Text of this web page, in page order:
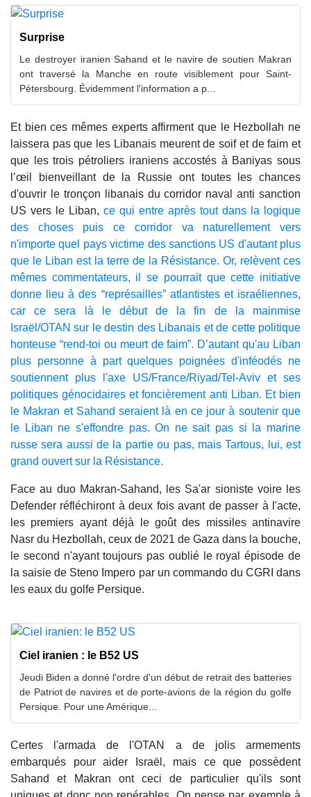
Surprise
Le destroyer iranien Sahand et le navire de soutien Makran
ont traversé la Manche en route visiblement pour Saint-
Pétersbourg. Évidemment l'information a p...
Et bien ces mêmes experts affirment que le Hezbollah ne
laissera pas que les Libanais meurent de soif et de faim et
que les trois pétroliers iraniens accostés à Baniyas sous
l’œil bienveillant de la Russie ont toutes les chances
d'ouvrir le tronçon libanais du corridor naval anti sanction
US vers le Liban, ce qui entre après tout dans la logique
des choses puis ce corridor va naturellement vers
n'importe quel pays victime des sanctions US d'autant plus
que le Liban est la terre de la Résistance. Or, relèvent ces
mêmes commentateurs, il se pourrait que cette initiative
donne lieu à des “représailles” atlantistes et israéliennes,
car ce sera là le début de la fin de la mainmise
Israël/OTAN sur le destin des Libanais et de cette politique
honteuse “rend-toi ou meurt de faim”. D’autant qu'au Liban
plus personne à part quelques poignées d'inféodés ne
soutiennent plus l'axe US/France/Riyad/Tel-Aviv et ses
politiques génocidaires et foncièrement anti Liban. Et bien
le Makran et Sahand seraient là en ce jour à soutenir que
le Liban ne s'effondre pas. On ne sait pas si la marine
russe sera aussi de la partie ou pas, mais Tartous, lui, est
grand ouvert sur la Résistance.
Face au duo Makran-Sahand, les Sa'ar sioniste voire les
Defender réfléchiront à deux fois avant de passer à l'acte,
les premiers ayant déjà le goût des missiles antinavire
Nasr du Hezbollah, ceux de 2021 de Gaza dans la bouche,
le second n'ayant toujours pas oublié le royal épisode de
la saisie de Steno Impero par un commando du CGRI dans
les eaux du golfe Persique.
Ciel iranien : le B52 US
Jeudi Biden a donné l'ordre d'un début de retrait des batteries
de Patriot de navires et de porte-avions de la région du golfe
Persique. Pour une Amérique...
Certes l'armada de l'OTAN a de jolis armements
embarqués pour aider Israël, mais ce que possèdent
Sahand et Makran ont ceci de particulier qu'ils sont